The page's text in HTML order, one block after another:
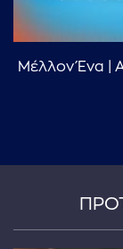
Μέλλον Ένα |